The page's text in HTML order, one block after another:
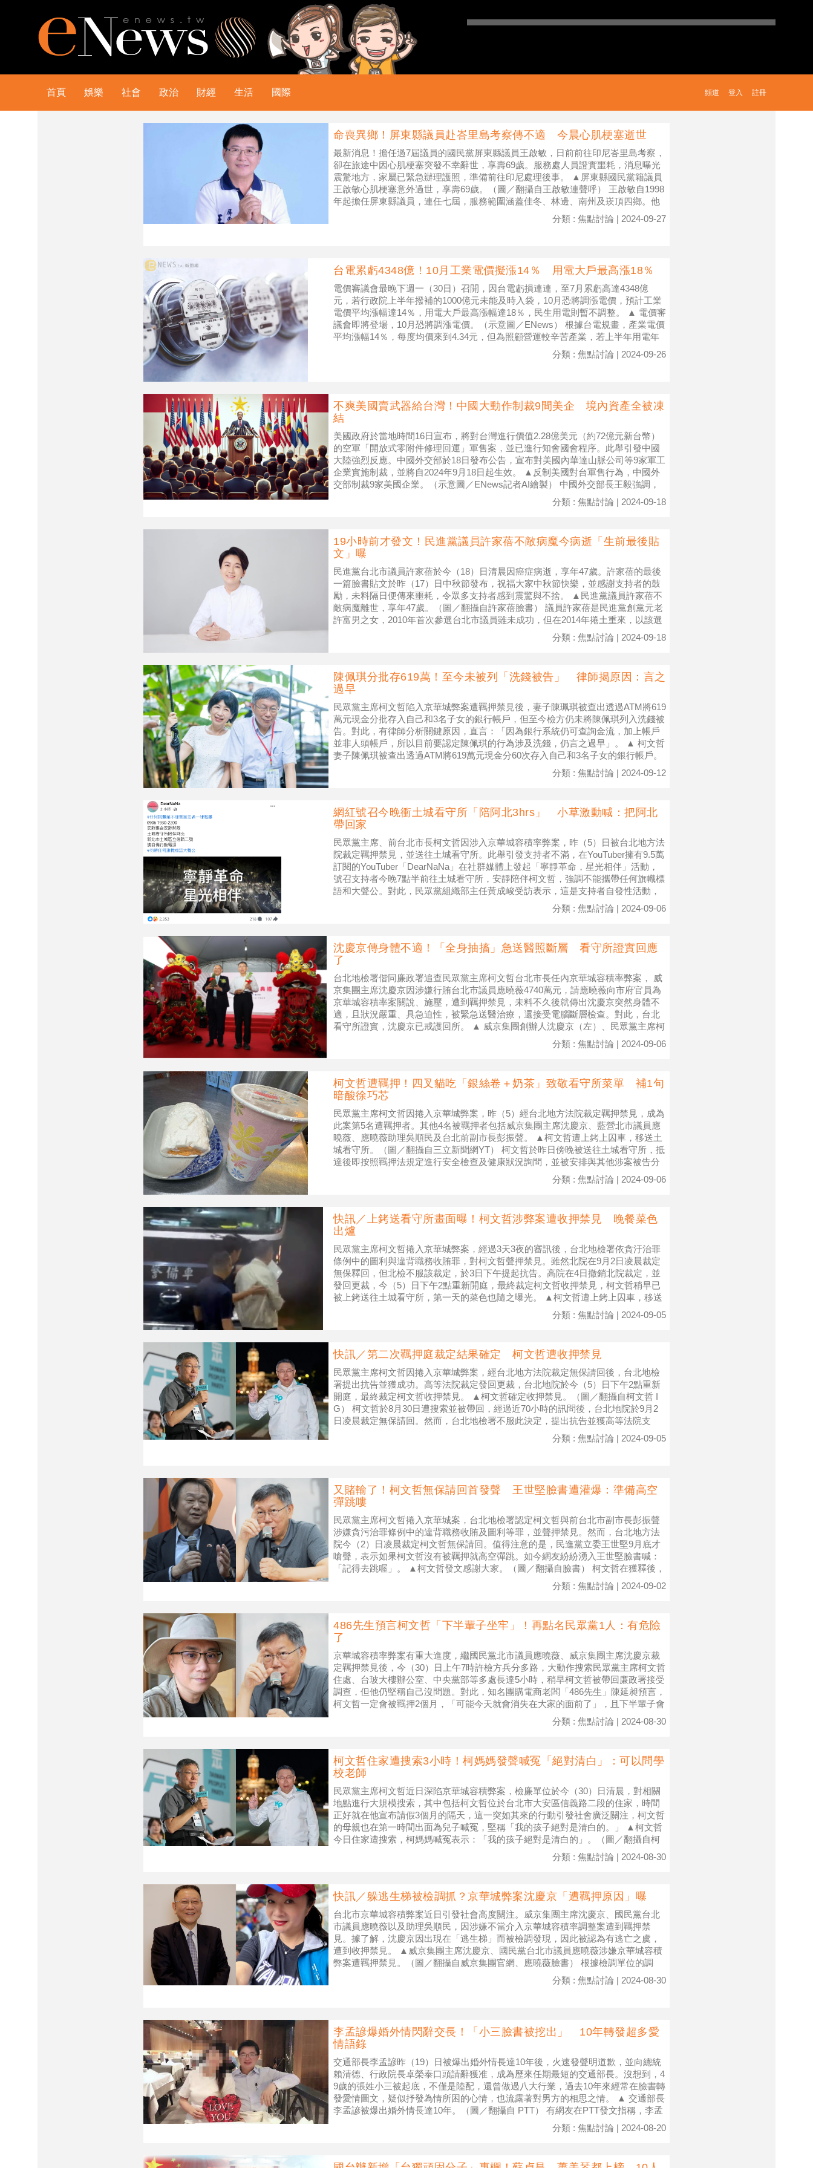
首頁 娛樂 社會 政治 財經 生活 國際 註冊
登入
頻道
命喪異鄉！屏東縣議員赴峇里島考察傳不適 今晨心肌梗塞逝世
最新消息！擔任過7屆議員的國民黨屏東縣議員王啟敏，日前前往印尼峇里島考察，
卻在旅途中因心肌梗塞突發不幸辭世，享壽69歲。服務處人員證實噩耗，消息曝光
震驚地方，家屬已緊急辦理護照，準備前往印尼處理後事。 ▲屏東縣國民黨籍議員
王啟敏心肌梗塞意外過世，享壽69歲。（圖／翻攝自王啟敏連聲呼） 王啟敏自1998
年起擔任屏東縣議員，連任七屆，服務範圍涵蓋佳冬、林邊、南州及崁頂四鄉。他
分類 : 焦點討論 | 2024-09-27
台電累虧4348億！10月工業電價擬漲14％ 用電大戶最高漲18％
電價審議會最晚下週一（30日）召開，因台電虧損連連，至7月累虧高達4348億
元，若行政院上半年撥補的1000億元未能及時入袋，10月恐將調漲電價，預計工業
電價平均漲幅達14％，用電大戶最高漲幅達18％，民生用電則暫不調整。 ▲ 電價審
議會即將登場，10月恐將調漲電價。（示意圖／ENews） 根據台電規畫，產業電價
平均漲幅14％，每度均價來到4.34元，但為照顧營運較辛苦產業，若上半年用電年
分類 : 焦點討論 | 2024-09-26
不爽美國賣武器給台灣！中國大動作制裁9間美企 境內資產全被凍
結
美國政府於當地時間16日宣布，將對台灣進行價值2.28億美元（約72億元新台幣）
的空軍「開放式零附件修理回運」軍售案，並已進行知會國會程序。此舉引發中國
大陸強烈反應。中國外交部於18日發布公告，宣布對美國內華達山脈公司等9家軍工
企業實施制裁，並將自2024年9月18日起生效。 ▲反制美國對台軍售行為，中國外
交部制裁9家美國企業。（示意圖／ENews記者AI繪製） 中國外交部長王毅強調，
分類 : 焦點討論 | 2024-09-18
19小時前才發文！民進黨議員許家蓓不敵病魔今病逝「生前最後貼
文」曝
民進黨台北市議員許家蓓於今（18）日清晨因癌症病逝，享年47歲。許家蓓的最後
一篇臉書貼文於昨（17）日中秋節發布，祝福大家中秋節快樂，並感謝支持者的鼓
勵，未料隔日便傳來噩耗，令眾多支持者感到震驚與不捨。 ▲民進黨議員許家蓓不
敵病魔離世，享年47歲。（圖／翻攝自許家蓓臉書） 議員許家蓓是民進黨創黨元老
許富男之女，2010年首次參選台北市議員雖未成功，但在2014年捲土重來，以該選
分類 : 焦點討論 | 2024-09-18
陳佩琪分批存619萬！至今未被列「洗錢被告」 律師揭原因：言之
過早
民眾黨主席柯文哲陷入京華城弊案遭羈押禁見後，妻子陳珮琪被查出透過ATM將619
萬元現金分批存入自己和3名子女的銀行帳戶，但至今檢方仍未將陳佩琪列入洗錢被
告。對此，有律師分析關鍵原因，直言：「因為銀行系統仍可查詢金流，加上帳戶
並非人頭帳戶，所以目前要認定陳佩琪的行為涉及洗錢，仍言之過早」。 ▲ 柯文哲
妻子陳佩琪被查出透過ATM將619萬元現金分60次存入自己和3名子女的銀行帳戶。
分類 : 焦點討論 | 2024-09-12
網紅號召今晚衝土城看守所「陪阿北3hrs」 小草激動喊：把阿北
帶回家
民眾黨主席、前台北市長柯文哲因涉入京華城容積率弊案，昨（5）日被台北地方法
院裁定羈押禁見，並送往土城看守所。此舉引發支持者不滿，在YouTuber擁有9.5萬
訂閱的YouTuber「DearNaNa」在社群媒體上發起「寧靜革命，星光相伴」活動，
號召支持者今晚7點半前往土城看守所，安靜陪伴柯文哲，強調不能攜帶任何旗幟標
語和大聲公。對此，民眾黨組織部主任黃成峻受訪表示，這是支持者自發性活動，
分類 : 焦點討論 | 2024-09-06
沈慶京傳身體不適！「全身抽搐」急送醫照斷層 看守所證實回應
了
台北地檢署偕同廉政署追查民眾黨主席柯文哲台北市長任內京華城容積率弊案， 威
京集團主席沈慶京因涉嫌行賄台北市議員應曉薇4740萬元，請應曉薇向市府官員為
京華城容積率案關說、施壓，遭到羈押禁見，未料不久後就傳出沈慶京突然身體不
適，且狀況嚴重、具急迫性，被緊急送醫治療，還接受電腦斷層檢查。對此，台北
看守所證實，沈慶京已戒護回所。 ▲ 威京集團創辦人沈慶京（左）、民眾黨主席柯
分類 : 焦點討論 | 2024-09-06
柯文哲遭羈押！四叉貓吃「銀絲卷＋奶茶」致敬看守所菜單 補1句
暗酸徐巧芯
民眾黨主席柯文哲因捲入京華城弊案，昨（5）經台北地方法院裁定羈押禁見，成為
此案第5名遭羈押者。其他4名被羈押者包括威京集團主席沈慶京、藍營北市議員應
曉薇、應曉薇助理吳順民及台北前副市長彭振聲。 ▲柯文哲遭上銬上囚車，移送土
城看守所。（圖／翻攝自三立新聞網YT） 柯文哲於昨日傍晚被送往土城看守所，抵
達後即按照羈押法規定進行安全檢查及健康狀況詢問，並被安排與其他涉案被告分
分類 : 焦點討論 | 2024-09-06
快訊／上銬送看守所畫面曝！柯文哲涉弊案遭收押禁見 晚餐菜色
出爐
民眾黨主席柯文哲捲入京華城弊案，經過3天3夜的審訊後，台北地檢署依貪汙治罪
條例中的圖利與違背職務收賄罪，對柯文哲聲押禁見。雖然北院在9月2日凌晨裁定
無保釋回，但北檢不服該裁定，於3日下午提起抗告。高院在4日撤銷北院裁定，並
發回更裁，今（5）日下午2點重新開庭，最終裁定柯文哲收押禁見，柯文哲稍早已
被上銬送往土城看守所，第一天的菜色也隨之曝光。 ▲柯文哲遭上銬上囚車，移送
分類 : 焦點討論 | 2024-09-05
快訊／第二次羈押庭裁定結果確定 柯文哲遭收押禁見
民眾黨主席柯文哲因捲入京華城弊案，經台北地方法院裁定無保請回後，台北地檢
署提出抗告並獲成功。高等法院裁定發回更裁，台北地院於今（5）日下午2點重新
開庭，最終裁定柯文哲收押禁見。 ▲柯文哲確定收押禁見。（圖／翻攝自柯文哲 I
G） 柯文哲於8月30日遭搜索並被帶回，經過近70小時的訊問後，台北地院於9月2
日凌晨裁定無保請回。然而，台北地檢署不服此決定，提出抗告並獲高等法院支
分類 : 焦點討論 | 2024-09-05
又賭輸了！柯文哲無保請回首發聲 王世堅臉書遭灌爆：準備高空
彈跳嘍
民眾黨主席柯文哲捲入京華城案，台北地檢署認定柯文哲與前台北市副市長彭振聲
涉嫌貪污治罪條例中的違背職務收賄及圖利等罪，並聲押禁見。然而，台北地方法
院今（2）日凌晨裁定柯文哲無保請回。值得注意的是，民進黨立委王世堅9月底才
嗆聲，表示如果柯文哲沒有被羈押就高空彈跳。如今網友紛紛湧入王世堅臉書喊：
「記得去跳喔」。 ▲柯文哲發文感謝大家。（圖／翻攝自臉書） 柯文哲在獲釋後，
分類 : 焦點討論 | 2024-09-02
486先生預言柯文哲「下半輩子坐牢」！再點名民眾黨1人：有危險
了
京華城容積率弊案有重大進度，繼國民黨北市議員應曉薇、威京集團主席沈慶京裁
定羈押禁見後，今（30）日上午7時許檢方兵分多路，大動作搜索民眾黨主席柯文哲
住處、台玻大樓辦公室、中央黨部等多處長達5小時，稍早柯文哲被帶回廉政署接受
調查，但他仍堅稱自己沒問題。對此，知名團購電商老闆「486先生」陳延昶預言，
柯文哲一定會被羈押2個月，「可能今天就會消失在大家的面前了」，且下半輩子會
分類 : 焦點討論 | 2024-08-30
柯文哲住家遭搜索3小時！柯媽媽發聲喊冤「絕對清白」：可以問學
校老師
民眾黨主席柯文哲近日深陷京華城容積弊案，檢廉單位於今（30）日清晨，對相關
地點進行大規模搜索，其中包括柯文哲位於台北市大安區信義路二段的住家，時間
正好就在他宣布請假3個月的隔天，這一突如其來的行動引發社會廣泛關注，柯文哲
的母親也在第一時間出面為兒子喊冤，堅稱「我的孩子絕對是清白的。」 ▲柯文哲
今日住家遭搜索，柯媽媽喊冤表示：「我的孩子絕對是清白的」。（圖／翻攝自柯
分類 : 焦點討論 | 2024-08-30
快訊／躲逃生梯被檢調抓？京華城弊案沈慶京「遭羈押原因」曝
台北市京華城容積弊案近日引發社會高度關注。威京集團主席沈慶京、國民黨台北
市議員應曉薇以及助理吳順民，因涉嫌不當介入京華城容積率調整案遭到羈押禁
見。據了解，沈慶京因出現在「逃生梯」而被檢調發現，因此被認為有逃亡之虞，
遭到收押禁見。 ▲威京集團主席沈慶京、國民黨台北市議員應曉薇涉嫌京華城容積
弊案遭羈押禁見。（圖／翻攝自威京集團官網、應曉薇臉書） 根據檢調單位的調
分類 : 焦點討論 | 2024-08-30
李孟諺爆婚外情閃辭交長！「小三臉書被挖出」 10年轉發超多愛
情語錄
交通部長李孟諺昨（19）日被爆出婚外情長達10年後，火速發聲明道歉，並向總統
賴清德、行政院長卓榮泰口頭請辭獲准，成為歷來任期最短的交通部長。沒想到，4
9歲的張姓小三被起底，不僅是陸配，還曾做過八大行業，過去10年來經常在臉書轉
發愛情圖文，疑似抒發為情所困的心情，也流露著對男方的相思之情。 ▲ 交通部長
李孟諺被爆出婚外情長達10年。（圖／翻攝自 PTT） 有網友在PTT發文指稱，李孟
分類 : 焦點討論 | 2024-08-20